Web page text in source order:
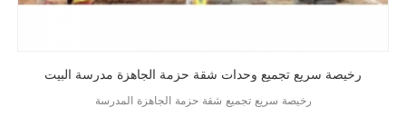
رخيصة سريع تجميع وحدات شقة حزمة الجاهزة مدرسة البيت
رخيصة سريع تجميع شقة حزمة الجاهزة المدرسة